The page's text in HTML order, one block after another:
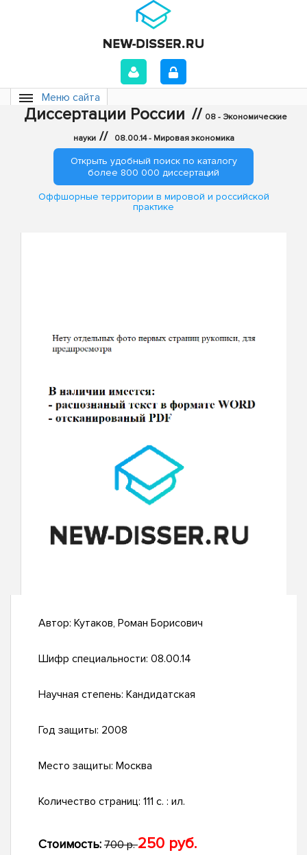
Меню сайта
Диссертации России // 08 - Экономические
науки // 08.00.14 - Мировая экономика
Открыть удобный поиск по каталогу
более 800 000 диссертаций
Оффшорные территории в мировой и российской
практике
Автор: Кутаков, Роман Борисович
Шифр специальности: 08.00.14
Научная степень: Кандидатская
Год защиты: 2008
Место защиты: Москва
Количество страниц: 111 с. : ил.
Стоимость: 700 р.250 руб.